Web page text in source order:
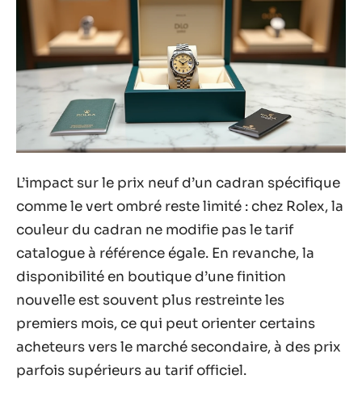
L’impact sur le prix neuf d’un cadran spécifique
comme le vert ombré reste limité : chez Rolex, la
couleur du cadran ne modifie pas le tarif
catalogue à référence égale. En revanche, la
disponibilité en boutique d’une finition
nouvelle est souvent plus restreinte les
premiers mois, ce qui peut orienter certains
acheteurs vers le marché secondaire, à des prix
parfois supérieurs au tarif officiel.